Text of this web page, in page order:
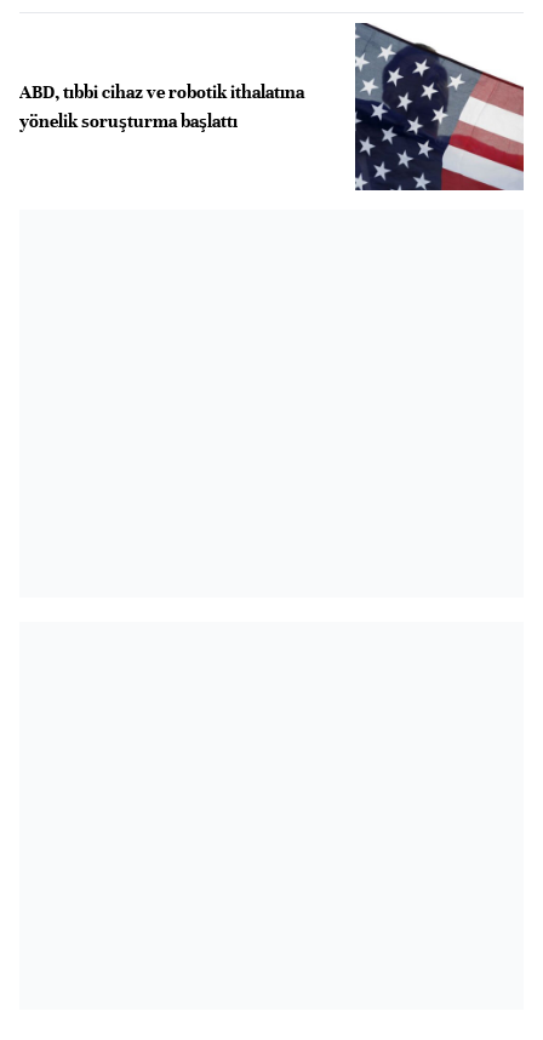
ABD, tıbbi cihaz ve robotik ithalatına
yönelik soruşturma başlattı